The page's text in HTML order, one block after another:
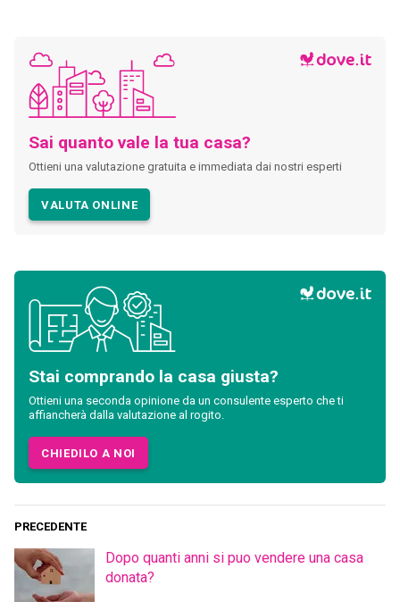
Sai quanto vale la tua casa?
Ottieni una valutazione gratuita e immediata dai nostri esperti
VALUTA ONLINE
Stai comprando la casa giusta?
Ottieni una seconda opinione da un consulente esperto che ti
affiancherà dalla valutazione al rogito.
CHIEDILO A NOI
PRECEDENTE
Dopo quanti anni si puo vendere una casa
donata?